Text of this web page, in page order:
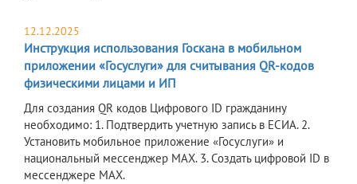
12.12.2025
Инструкция использования Госкана в мобильном
приложении «Госуслуги» для считывания QR-кодов
физическими лицами и ИП
Для создания QR кодов Цифрового ID гражданину
необходимо: 1. Подтвердить учетную запись в ЕСИА. 2.
Установить мобильное приложение «Госуслуги» и
национальный мессенджер МАХ. 3. Создать цифровой ID в
мессенджере МАХ.